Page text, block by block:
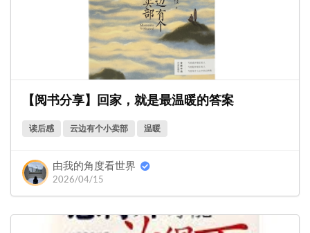
【阅书分享】回家，就是最温暖的答案
读后感 云边有个小卖部 温暖
由我的角度看世界
2026/04/15